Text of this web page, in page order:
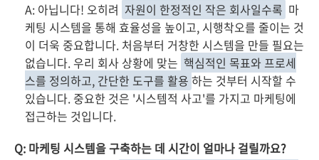
A: 아닙니다! 오히려 자원이 한정적인 작은 회사일수록 마
케팅 시스템을 통해 효율성을 높이고, 시행착오를 줄이는 것
이 더욱 중요합니다. 처음부터 거창한 시스템을 만들 필요는
없습니다. 우리 회사 상황에 맞는 핵심적인 목표와 프로세
스를 정의하고, 간단한 도구를 활용 하는 것부터 시작할 수
있습니다. 중요한 것은 '시스템적 사고'를 가지고 마케팅에
접근하는 것입니다.
Q: 마케팅 시스템을 구축하는 데 시간이 얼마나 걸릴까요?